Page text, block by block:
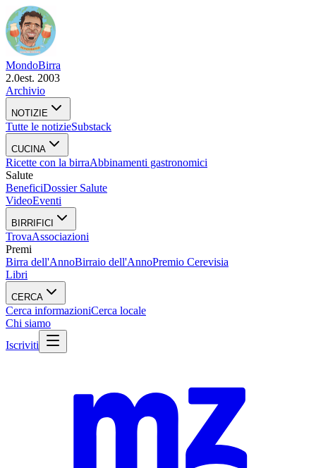
MondoBirra
2.0est. 2003
Archivio
NOTIZIE
Tutte le notizieSubstack
CUCINA
Ricette con la birraAbbinamenti gastronomici
Salute
BeneficiDossier Salute
VideoEventi
BIRRIFICI
TrovaAssociazioni
Premi
Birra dell'AnnoBirraio dell'AnnoPremio Cerevisia
Libri
CERCA
Cerca informazioniCerca locale
Chi siamo
Iscriviti